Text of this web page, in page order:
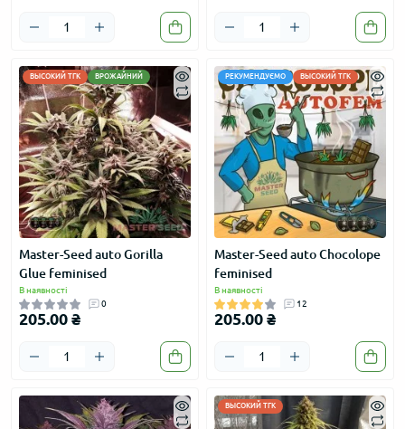
ВЫСОКИЙ ТГК ВРОЖАЙНИЙ
Master-Seed auto Gorilla
Glue feminised
В наявності
0
205.00 ₴
РЕКУМЕНДУЄМО ВЫСОКИЙ ТГК
Master-Seed auto Chocolope
feminised
В наявності
12
205.00 ₴
ВЫСОКИЙ ТГК